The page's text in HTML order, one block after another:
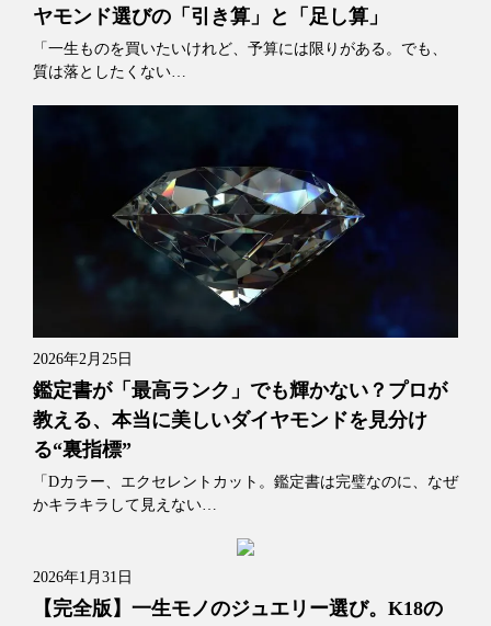
ヤモンド選びの「引き算」と「足し算」
「一生ものを買いたいけれど、予算には限りがある。でも、
質は落としたくない…
2026年2月25日
鑑定書が「最高ランク」でも輝かない？プロが
教える、本当に美しいダイヤモンドを見分け
る“裏指標”
「Dカラー、エクセレントカット。鑑定書は完璧なのに、なぜ
かキラキラして見えない…
2026年1月31日
【完全版】一生モノのジュエリー選び。K18の